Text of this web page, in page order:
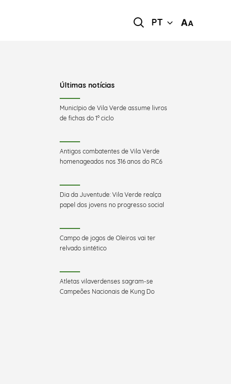
PT
Últimas notícias
Município de Vila Verde assume livros
de fichas do 1º ciclo
Antigos combatentes de Vila Verde
homenageados nos 316 anos do RC6
Dia da Juventude: Vila Verde realça
papel dos jovens no progresso social
Campo de jogos de Oleiros vai ter
relvado sintético
Atletas vilaverdenses sagram-se
Campeões Nacionais de Kung Do